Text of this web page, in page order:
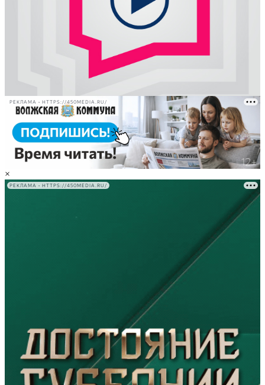
РЕКЛАМА • HTTPS://450MEDIA.RU/
×
РЕКЛАМА • HTTPS://450MEDIA.RU/